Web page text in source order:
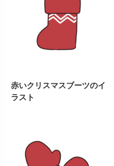
赤いクリスマスブーツのイ
ラスト